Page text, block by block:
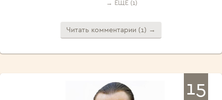
→ ЕЩЁ (1)
Читать комментарии (1) →
15